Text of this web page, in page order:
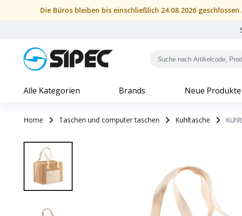
Die Büros bleiben bis einschließlich 24.08.2026
Alle Kategorien Brands Neue Produkte
Home Taschen und computer taschen Kuhltasche